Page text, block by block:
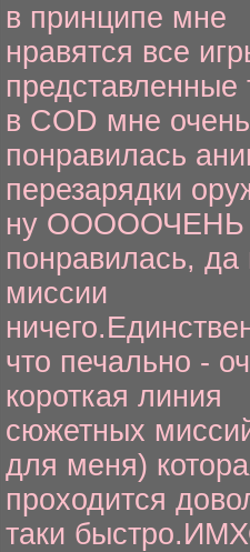
в принципе мне
нравятся все
представленные
в COD мне очень
понравилась
перезарядки
ну ОООООЧЕНЬ
понравилась, да
миссии
что печально -
короткая линия
сюжетных
для меня)
проходится
таки